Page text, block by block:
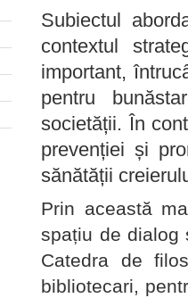
Subiectul
contextul
important,
pentru
societății. În
prevenției și
sănătății
Prin această
spațiu de dialog
Catedra de
bibliotecari,